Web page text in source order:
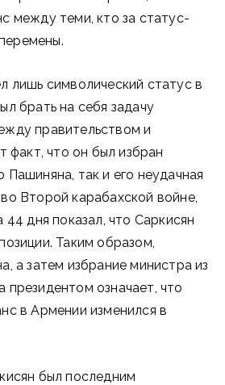
между теми, кто за статус-
лишь символический статус в
брать на себя задачу
правительством и
факт, что он был избран
Пашиняна, так и его неудачная
Второй карабахской войне,
44 дня показал, что Саркисян
Таким образом,
а затем избрание министра из
президентом означает, что
в Армении изменился в
был последним